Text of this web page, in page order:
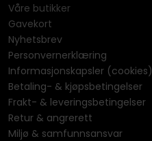
Våre butikker
Gavekort
Nyhetsbrev
Personvernerklæring
Informasjonskapsler (cookies)
Betaling- & kjøpsbetingelser
Frakt- & leveringsbetingelser
Retur & angrerett
Miljø & samfunnsansvar